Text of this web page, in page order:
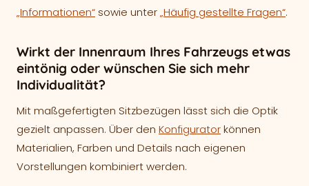
„Informationen“ sowie unter„Häufig gestellte Fragen“.
Wirkt der Innenraum Ihres Fahrzeugs etwas
eintönig oder wünschen Sie sich mehr
Individualität?
Mit maßgefertigten Sitzbezügen lässt sich die Optik
gezielt anpassen. Über den Konfiguratorkönnen
Materialien, Farben und Details nach eigenen
Vorstellungen kombiniert werden.